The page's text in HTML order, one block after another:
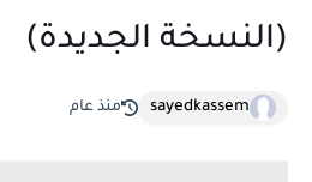
(النسخة الجديدة)
sayedkassem منذ عام